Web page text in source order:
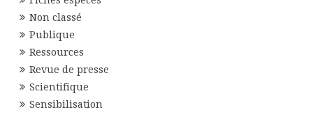
Non classé
Publique
Ressources
Revue de presse
Scientifique
Sensibilisation